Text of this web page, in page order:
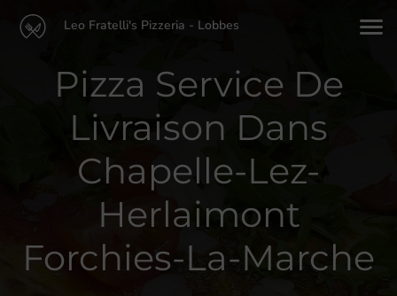
Leo Fratelli's Pizzeria - Lobbes
Pizza Service De
Livraison Dans
Chapelle-Lez-
Herlaimont
Forchies-La-Marche